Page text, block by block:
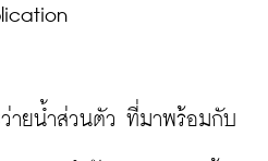
ว่ายน้ำส่วนตัว ที่มาพร้อมกับ